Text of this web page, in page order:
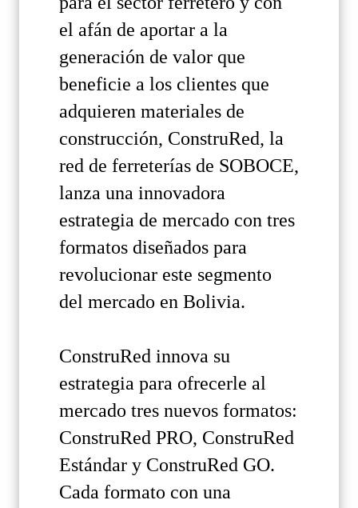
el afán de aportar a la
generación de valor que
beneficie a los clientes que
adquieren materiales de
construcción, ConstruRed, la
red de ferreterías de SOBOCE,
lanza una innovadora
estrategia de mercado con tres
formatos diseñados para
revolucionar este segmento
del mercado en Bolivia.
ConstruRed innova su
estrategia para ofrecerle al
mercado tres nuevos formatos:
ConstruRed PRO, ConstruRed
Estándar y ConstruRed GO.
Cada formato con una